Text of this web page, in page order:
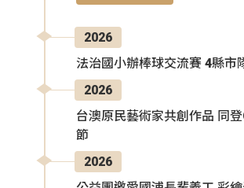
2026
法治國小辦棒球交流賽 4縣市
2026
台澳原民藝術家共創作品 同
節
2026